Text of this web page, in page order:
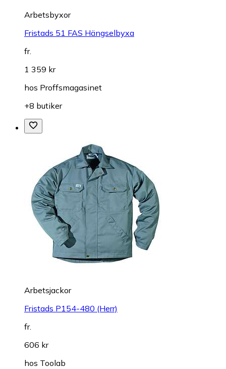
Arbetsbyxor
Fristads 51 FAS Hängselbyxa
fr.
1 359 kr
hos Proffsmagasinet
+8 butiker
Arbetsjackor
Fristads P154-480 (Herr)
fr.
606 kr
hos Toolab